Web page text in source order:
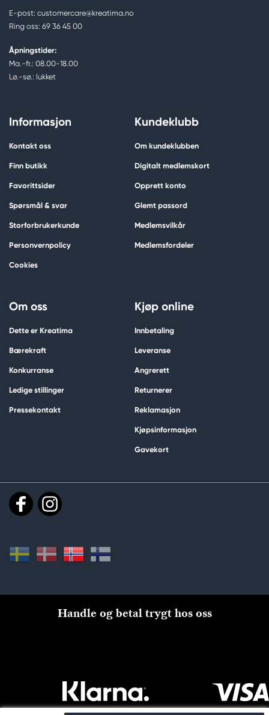
E-post: customercare@kreatima.no
Ring oss: 69 36 45 00
Åpningstider:
Ma.-fr.: 08.00-18.00
Lø.-sø.: lukket
Informasjon
Kontakt oss
Finn butikk
Favorittsider
Spørsmål & svar
Storforbrukerkunde
Personvernpolicy
Cookies
Kundeklubb
Om kundeklubben
Digitalt medlemskort
Opprett konto
Glemt passord
Medlemsvilkår
Medlemsfordeler
Om oss
Dette er Kreatima
Bærekraft
Konkurranse
Ledige stillinger
Pressekontakt
Kjøp online
Innbetaling
Leveranse
Angrerett
Returnerer
Reklamasjon
Kjøpsinformasjon
Gavekort
Handle og betal trygt hos oss